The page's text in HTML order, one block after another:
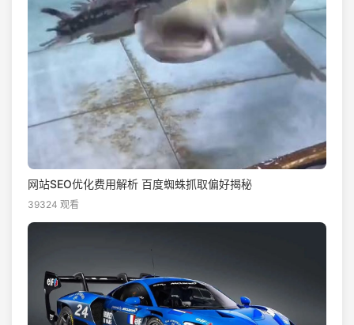
网站SEO优化费用解析 百度蜘蛛抓取偏好揭秘
39324 观看